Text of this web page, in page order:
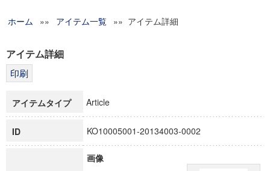
グローバルリサーチインスティテュート
科学研究費補助金研究成果報告書
博士課程教育リーディングプログラム「超成熟社会発展のサ
ホーム »» アイテム一覧 »» アイテム詳細
アイテム詳細
アイテムタイプ Article
ID KO10005001-20134003-0002
画像